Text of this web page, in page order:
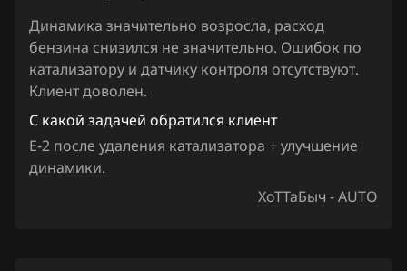
Livan
Luxgen
MAN
Maserati
Touran 1.4 TSI (CAXA)
Touran 1.4 TSI EcoFuel (CDGA)
Динамика значительно возросла, расход
бензина снизился не значительно. Ошибок по
катализатору и датчику контроля отсутствуют.
Клиент доволен.
С какой задачей обратился клиент
E-2 после удаления катализатора + улучшение
динамики.
ХоТТаБыч - AUTO